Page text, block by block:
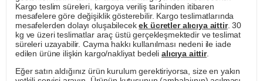
Kargo teslim süreleri, kargoya veriliş tarihinden itibaren
mesafelere göre değişiklik gösterebilir. Kargo teslimatlarında
mesafelerden dolayı oluşabilecekek ücretler alıcıya aittir. 30
kg ve üzeri teslimatlar araç üstü gerçekleşmektedir ve teslimat
süreleri uzayabilir. Cayma hakkı kullanılması nedeni ile iade
edilen ürüne ilişkin kargo/nakliyat bedeli alıcıya aittir.
Eğer satın aldığınız ürün kurulum gerektiriyorsa, size en yakın